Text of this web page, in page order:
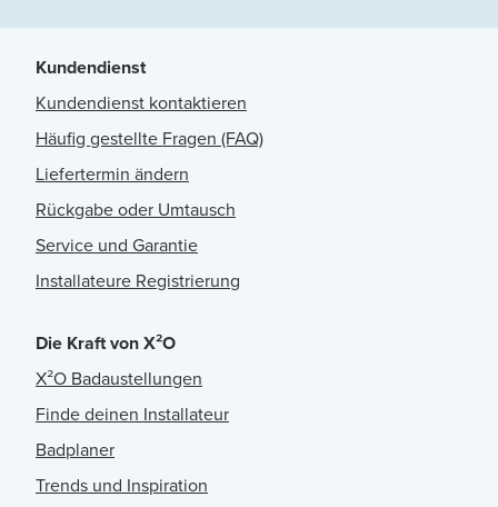
Kundendienst
Kundendienst kontaktieren
Häufig gestellte Fragen (FAQ)
Liefertermin ändern
Rückgabe oder Umtausch
Service und Garantie
Installateure Registrierung
Die Kraft von X²O
X²O Badaustellungen
Finde deinen Installateur
Badplaner
Trends und Inspiration